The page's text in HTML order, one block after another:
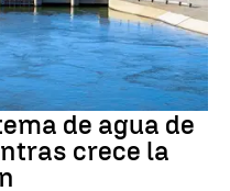
de agua de
crece la